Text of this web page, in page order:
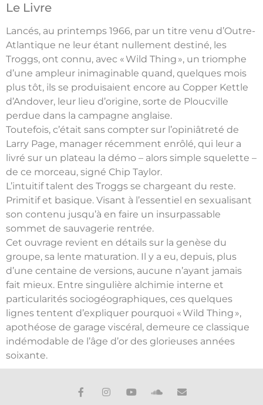
Le Livre
Lancés, au printemps 1966, par un titre venu d’Outre-
Atlantique ne leur étant nullement destiné, les
Troggs, ont connu, avec « Wild Thing », un triomphe
d’une ampleur inimaginable quand, quelques mois
plus tôt, ils se produisaient encore au Copper Kettle
d’Andover, leur lieu d’origine, sorte de Ploucville
perdue dans la campagne anglaise.
Toutefois, c’était sans compter sur l’opiniâtreté de
Larry Page, manager récemment enrôlé, qui leur a
livré sur un plateau la démo – alors simple squelette –
de ce morceau, signé Chip Taylor.
L’intuitif talent des Troggs se chargeant du reste.
Primitif et basique. Visant à l’essentiel en sexualisant
son contenu jusqu’à en faire un insurpassable
sommet de sauvagerie rentrée.
Cet ouvrage revient en détails sur la genèse du
groupe, sa lente maturation. Il y a eu, depuis, plus
d’une centaine de versions, aucune n’ayant jamais
fait mieux. Entre singulière alchimie interne et
particularités sociogéographiques, ces quelques
lignes tentent d’expliquer pourquoi « Wild Thing »,
apothéose de garage viscéral, demeure ce classique
indémodable de l’âge d’or des glorieuses années
soixante.